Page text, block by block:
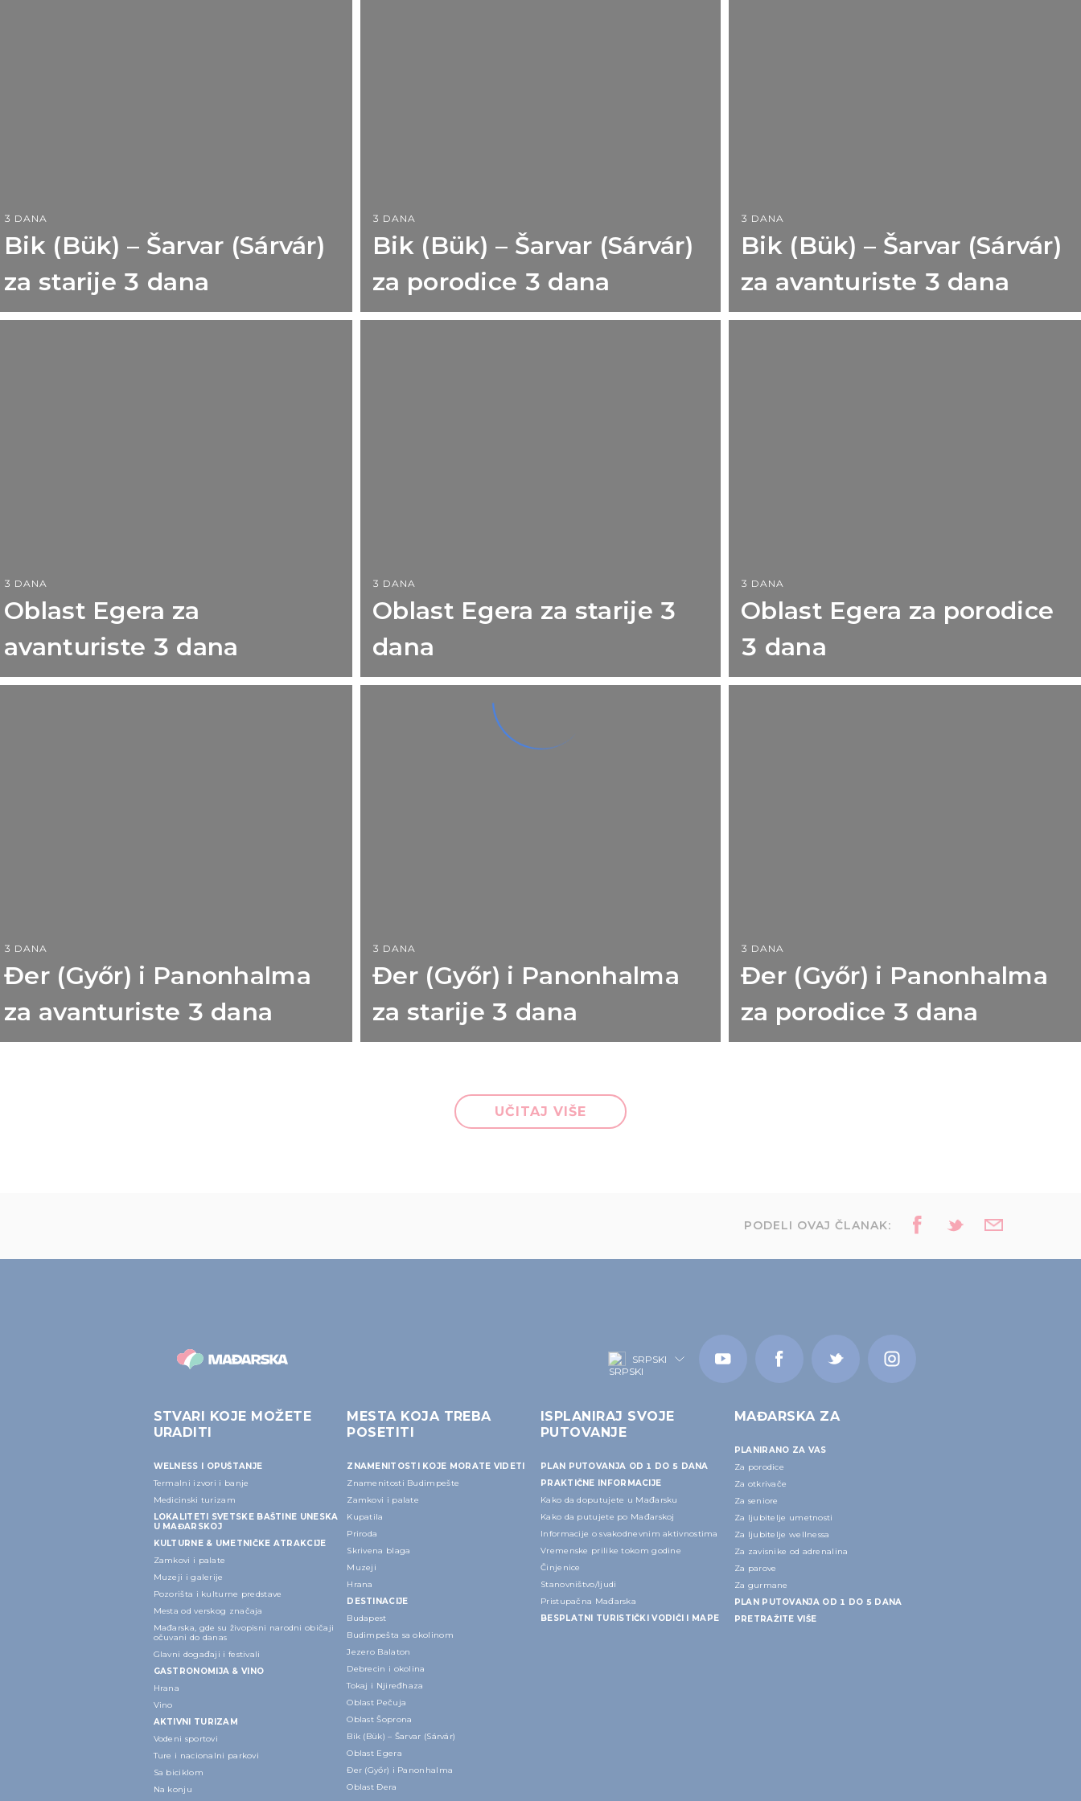
3 DANA
Bik (Bük) – Šarvar (Sárvár)
za starije 3 dana
3 DANA
Bik (Bük) – Šarvar (Sárvár)
za porodice 3 dana
3 DANA
Bik (Bük) – Šarvar (Sárvár)
za avanturiste 3 dana
3 DANA
Oblast Egera za
avanturiste 3 dana
3 DANA
Oblast Egera za starije 3
dana
3 DANA
Oblast Egera za porodice
3 dana
3 DANA
Đer (Győr) i Panonhalma
za avanturiste 3 dana
3 DANA
Đer (Győr) i Panonhalma
za starije 3 dana
3 DANA
Đer (Győr) i Panonhalma
za porodice 3 dana
UČITAJ VIŠE
PODELI OVAJ ČLANAK:
SRPSKI
STVARI KOJE MOŽETE
URADITI
WELNESS I OPUŠTANJE
Termalni izvori i banje
Medicinski turizam
LOKALITETI SVETSKE BAŠTINE UNESKA
U MAĐARSKOJ
KULTURNE & UMETNIČKE ATRAKCIJE
Zamkovi i palate
Muzeji i galerije
Pozorišta i kulturne predstave
Mesta od verskog značaja
Mađarska, gde su živopisni narodni običaji
očuvani do danas
Glavni događaji i festivali
GASTRONOMIJA & VINO
Hrana
Vino
AKTIVNI TURIZAM
Vodeni sportovi
Ture i nacionalni parkovi
Sa biciklom
Na konju
MESTA KOJA TREBA
POSETITI
ZNAMENITOSTI KOJE MORATE VIDETI
Znamenitosti Budimpešte
Zamkovi i palate
Kupatila
Priroda
Skrivena blaga
Muzeji
Hrana
DESTINACIJE
Budapest
Budimpešta sa okolinom
Jezero Balaton
Debrecin i okolina
Tokaj i Njiređhaza
Oblast Pečuja
Oblast Šoprona
Bik (Bük) – Šarvar (Sárvár)
Oblast Egera
Đer (Győr) i Panonhalma
Oblast Đera
ISPLANIRAJ SVOJE
PUTOVANJE
PLAN PUTOVANJA OD 1 DO 5 DANA
PRAKTIČNE INFORMACIJE
Kako da doputujete u Mađarsku
Kako da putujete po Mađarskoj
Informacije o svakodnevnim aktivnostima
Vremenske prilike tokom godine
Činjenice
Stanovništvo/ljudi
Pristupačna Mađarska
BESPLATNI TURISTIČKI VODIČI I MAPE
MAĐARSKA ZA
PLANIRANO ZA VAS
Za porodice
Za otkrivače
Za seniore
Za ljubitelje umetnosti
Za ljubitelje wellnessa
Za zavisnike od adrenalina
Za parove
Za gurmane
PLAN PUTOVANJA OD 1 DO 5 DANA
PRETRAŽITE VIŠE